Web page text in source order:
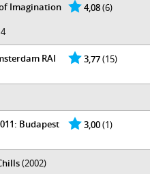
4,08(6)
Imagination
3,77(15)
RAI
3,00(1)
Budapest
(2002)